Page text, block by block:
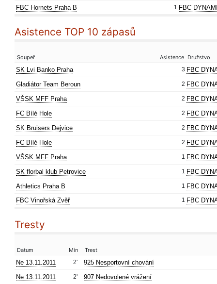
FBC Hornets Praha B
1 FBC
Asistence TOP 10 zápasů
Soupeř Asistence Družstvo
SK Lvi Banko Praha 3 FBC
Gladiátor Team Beroun
2 FBC
VŠSK MFF Praha
2 FBC
FC Bílé Hole
2 FBC
SK Bruisers Dejvice
2 FBC
FC Bílé Hole
2 FBC
VŠSK MFF Praha
1 FBC
SK florbal klub Petrovice
1 FBC
Athletics Praha B
1 FBC
FBC Vinořská Zvěř
1 FBC
Tresty
Datum Min Trest
Ne 13.11.2011 2'
925 Nesportovní chování
Ne 13.11.2011
2' 907 Nedovolené vrážení